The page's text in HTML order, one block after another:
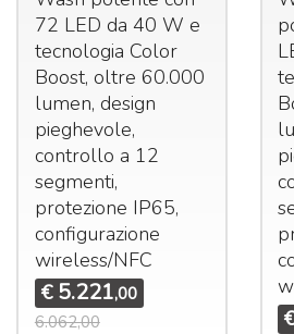
72 LED da 40 W e
tecnologia Color
Boost, oltre 60.000
lumen, design
pieghevole,
controllo a 12
segmenti,
protezione IP65,
configurazione
wireless/NFC
€ 5.221,00
6.062,00